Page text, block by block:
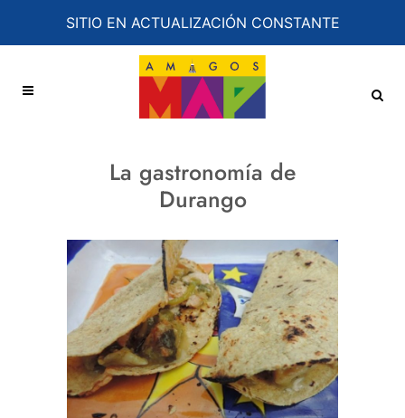
SITIO EN ACTUALIZACIÓN CONSTANTE
La gastronomía de
Durango